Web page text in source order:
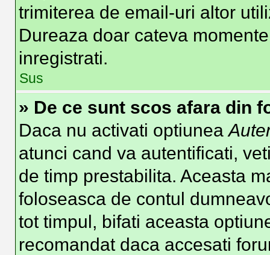
trimiterea de email-uri altor
Dureaza doar cateva
inregistrati.
Sus
» De ce sunt scos afara din
Daca nu activati optiunea
atunci cand va autentificati,
de timp prestabilita. Aceasta
foloseasca de contul
tot timpul, bifati aceasta
recomandat daca accesati